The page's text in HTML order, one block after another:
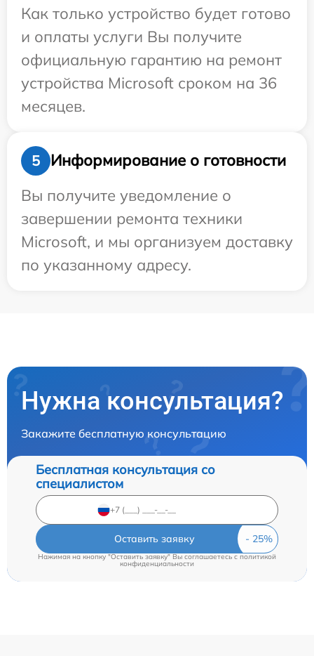
Как только устройство будет готово
и оплаты услуги Вы получите
официальную гарантию на ремонт
устройства Microsoft сроком на 36
месяцев.
5
Информирование о готовности
Вы получите уведомление о
завершении ремонта техники
Microsoft, и мы организуем доставку
по указанному адресу.
Нужна консультация?
Закажите бесплатную консультацию
Бесплатная консультация со
специалистом
Оставить заявку
Нажимая на кнопку "Оставить заявку" Вы соглашаетесь cполитикой
конфиденциальности